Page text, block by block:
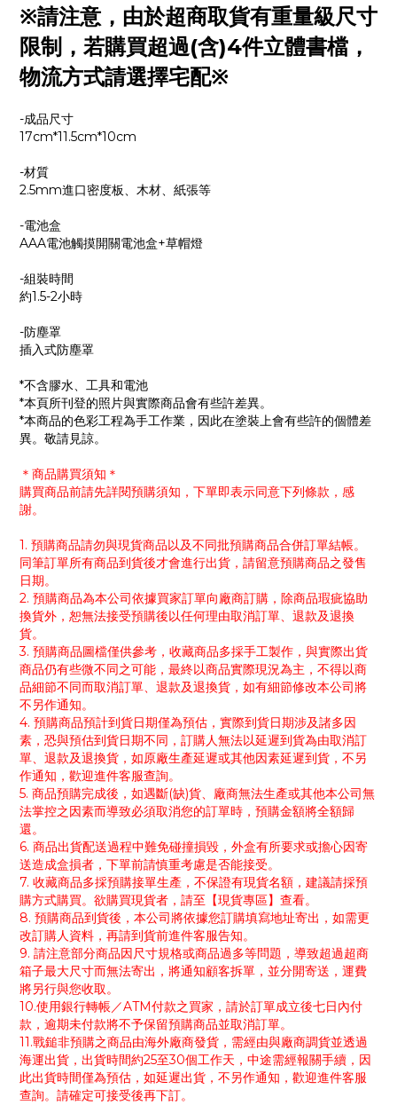
※請注意，由於超商取貨有重量級尺寸
限制，若購買超過(含)4件立體書檔，
物流方式請選擇宅配※
-成品尺寸
17cm*11.5cm*10cm
-材質
2.5mm進口密度板、木材、紙張等
-電池盒
AAA電池觸摸開關電池盒+草帽燈
-組裝時間
約1.5-2小時
-防塵罩
插入式防塵罩
*不含膠水、工具和電池
*本頁所刊登的照片與實際商品會有些許差異。
*本商品的色彩工程為手工作業，因此在塗裝上會有些許的個體差
異。敬請見諒。
＊商品購買須知＊
購買商品前請先詳閱預購須知，下單即表示同意下列條款，感
謝。
1. 預購商品請勿與現貨商品以及不同批預購商品合併訂單結帳。
同筆訂單所有商品到貨後才會進行出貨，請留意預購商品之發售
日期。
2. 預購商品為本公司依據買家訂單向廠商訂購，除商品瑕疵協助
換貨外，恕無法接受預購後以任何理由取消訂單、退款及退換
貨。
3. 預購商品圖檔僅供參考，收藏商品多採手工製作，與實際出貨
商品仍有些微不同之可能，最終以商品實際現況為主，不得以商
品細節不同而取消訂單、退款及退換貨，如有細節修改本公司將
不另作通知。
4. 預購商品預計到貨日期僅為預估，實際到貨日期涉及諸多因
素，恐與預估到貨日期不同，訂購人無法以延遲到貨為由取消訂
單、退款及退換貨，如原廠生產延遲或其他因素延遲到貨，不另
作通知，歡迎進件客服查詢。
5. 商品預購完成後，如遇斷(缺)貨、廠商無法生產或其他本公司無
法掌控之因素而導致必須取消您的訂單時，預購金額將全額歸
還。
6. 商品出貨配送過程中難免碰撞損毀，外盒有所要求或擔心因寄
送造成盒損者，下單前請慎重考慮是否能接受。
7. 收藏商品多採預購接單生產，不保證有現貨名額，建議請採預
購方式購買。欲購買現貨者，請至【現貨專區】查看。
8. 預購商品到貨後，本公司將依據您訂購填寫地址寄出，如需更
改訂購人資料，再請到貨前進件客服告知。
9. 請注意部分商品因尺寸規格或商品過多等問題，導致超過超商
箱子最大尺寸而無法寄出，將通知顧客拆單，並分開寄送，運費
將另行與您收取。
10.使用銀行轉帳／ATM付款之買家，請於訂單成立後七日內付
款，逾期未付款將不予保留預購商品並取消訂單。
11.戰鎚非預購之商品由海外廠商發貨，需經由與廠商調貨並透過
海運出貨，出貨時間約25至30個工作天，中途需經報關手續，因
此出貨時間僅為預估，如延遲出貨，不另作通知，歡迎進件客服
查詢。請確定可接受後再下訂。